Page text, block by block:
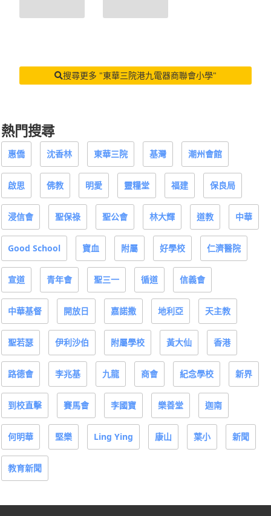
搜尋更多 "東華三院港九電器商聯會小學"
熱門搜尋
惠僑 沈香林 東華三院 基灣 潮州會館
啟思 佛教 明愛 靈糧堂 福建 保良局
浸信會 聖保祿 聖公會 林大輝 道教 中華
Good School 寶血 附屬 好學校 仁濟醫院
宣道 青年會 聖三一 循道 信義會
中華基督 開放日 嘉諾撒 地利亞 天主教
聖若瑟 伊利沙伯 附屬學校 黃大仙 香港
路德會 李兆基 九龍 商會 紀念學校 新界
到校直擊 賽馬會 李國寶 樂善堂 迦南
何明華 堅樂 Ling Ying 康山 葉小 新聞
教育新聞